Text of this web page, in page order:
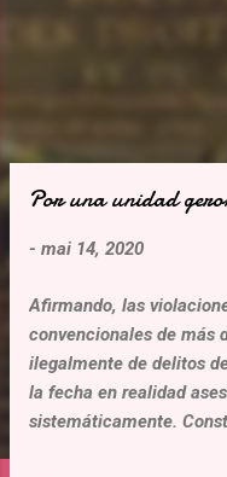
Por una unidad
- mai 14, 2020
Afirmando, las
convencionales de más
ilegalmente de delitos
la fecha en realidad
sistemáticamente.